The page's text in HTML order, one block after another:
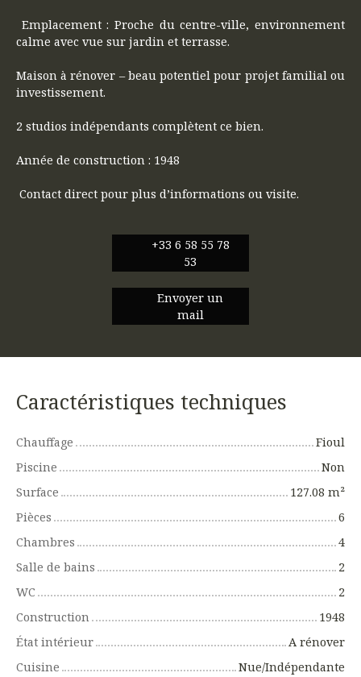
Emplacement : Proche du centre-ville, environnement
calme avec vue sur jardin et terrasse.
Maison à rénover – beau potentiel pour projet familial ou
investissement.
2 studios indépendants complètent ce bien.
Année de construction : 1948
Contact direct pour plus d’informations ou visite.
+33 6 58 55 78
53
Envoyer un
mail
Caractéristiques techniques
Chauffage
Fioul
Piscine
Non
Surface
127.08 m²
Pièces
6
Chambres
4
Salle de bains
2
WC
2
Construction
1948
État intérieur
A rénover
Cuisine
Nue/Indépendante